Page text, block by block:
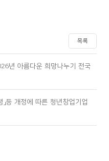
목록
년 아름다운 희망나누기 전국
」등 개정에 따른 청년창업기업